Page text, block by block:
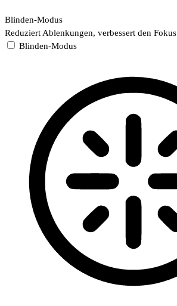
Blinden-Modus
Reduziert Ablenkungen, verbessert den Fokus
Blinden-Modus